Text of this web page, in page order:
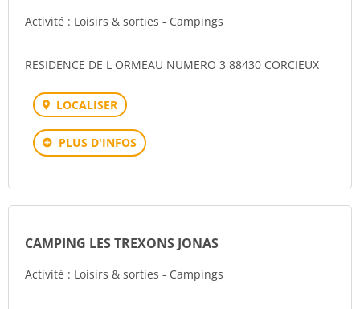
Activité : Loisirs & sorties - Campings
RESIDENCE DE L ORMEAU NUMERO 3 88430 CORCIEUX
LOCALISER
PLUS D'INFOS
CAMPING LES TREXONS JONAS
Activité : Loisirs & sorties - Campings